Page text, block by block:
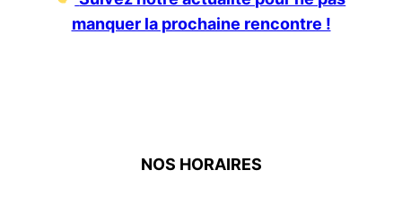
manquer la prochaine rencontre !
NOS HORAIRES